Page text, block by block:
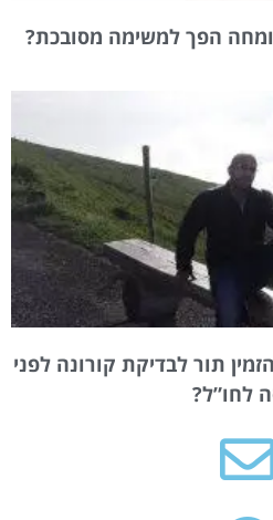
הפך למשימה מסובכת?
תור לבדיקת קורונה לפני
לחו”ל?